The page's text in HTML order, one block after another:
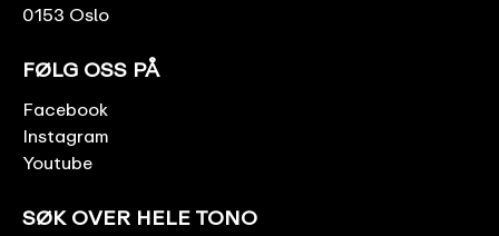
0153 Oslo
FØLG OSS PÅ
Facebook
Instagram
Youtube
SØK OVER HELE TONO